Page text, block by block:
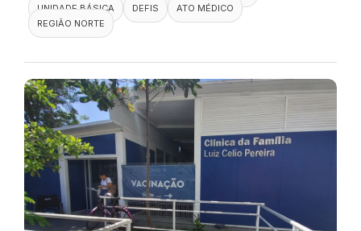
UNIDADE BÁSICA
DEFIS
ATO MÉDICO
REGIÃO NORTE